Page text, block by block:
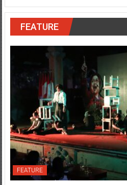
FEATURE
FEATURE